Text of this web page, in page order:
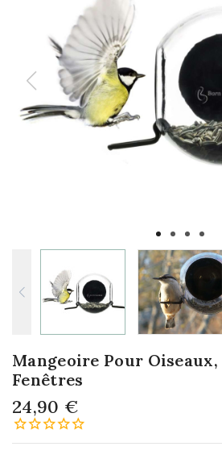
Mangeoire Pour Oiseaux,
Fenêtres
24,90 €